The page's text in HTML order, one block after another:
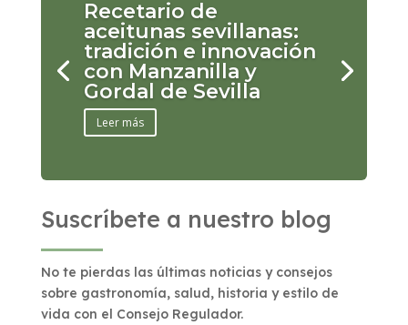
Recetario de
aceitunas sevillanas:
tradición e innovación
con Manzanilla y
Gordal de Sevilla
Leer más
Suscríbete a nuestro blog
No te pierdas las últimas noticias y consejos
sobre gastronomía, salud, historia y estilo de
vida con el Consejo Regulador.